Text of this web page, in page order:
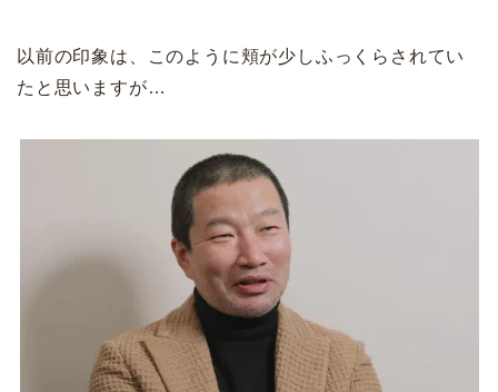
以前の印象は、このように頬が少しふっくらされてい
たと思いますが…